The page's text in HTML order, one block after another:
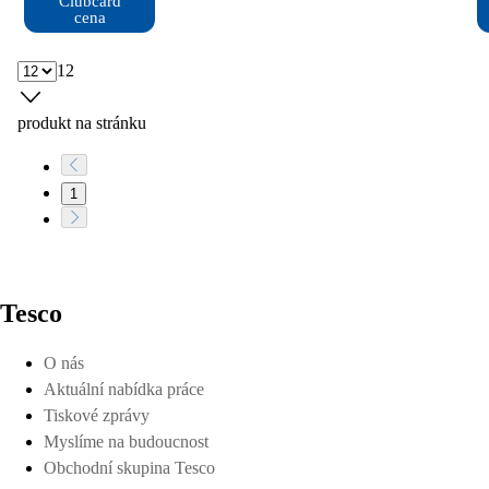
cena
12
produkt na stránku
1
Tesco
O nás
Aktuální nabídka práce
Tiskové zprávy
Myslíme na budoucnost
Obchodní skupina Tesco